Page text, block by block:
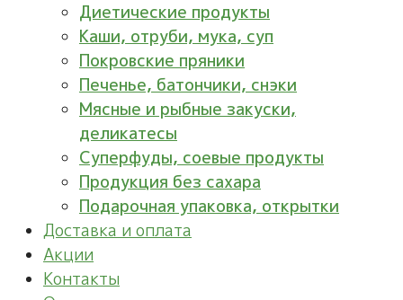
Диетические продукты
Каши, отруби, мука, суп
Покровские пряники
Печенье, батончики, снэки
Мясные и рыбные закуски,
деликатесы
Суперфуды, соевые продукты
Продукция без сахара
Подарочная упаковка, открытки
Доставка и оплата
Акции
Контакты